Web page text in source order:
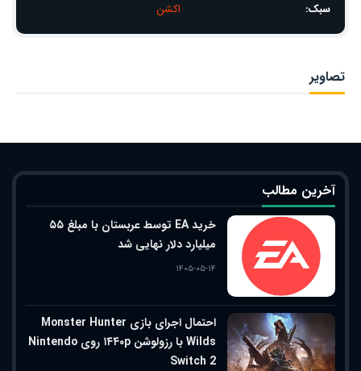
سبک:
اکشن
تصاویر
آخرین مطالب
خرید EA توسط عربستان با مبلغ ۵۵
میلیارد دلار نهایی شد
۱۴۰۵-۰۵-۱۴
احتمال اجرای بازی Monster Hunter
Wilds با رزولوشن ۱۴۴۰p روی Nintendo
Switch 2